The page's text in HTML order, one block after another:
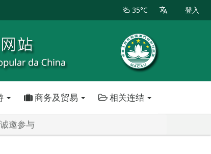
35°C 登入
商务及贸易 相关连结
邀参与